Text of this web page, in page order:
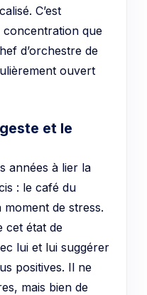
C’est
concentration que
d’orchestre de
ouvert
et le
années à lier la
: le café du
de stress.
cet état de
lui et lui suggérer
positives. Il ne
mais bien de